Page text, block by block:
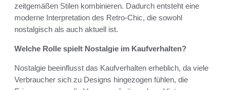
zeitgemäßen Stilen kombinieren. Dadurch entsteht eine
moderne Interpretation des Retro-Chic, die sowohl
nostalgisch als auch aktuell ist.
Welche Rolle spielt Nostalgie im Kaufverhalten?
Nostalgie beeinflusst das Kaufverhalten erheblich, da viele
Verbraucher sich zu Designs hingezogen fühlen, die